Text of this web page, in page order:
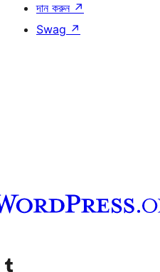
দান করুন ↗
Swag ↗
আমাদের টাম্বলার অ্যাকাউন্ট দেখুন